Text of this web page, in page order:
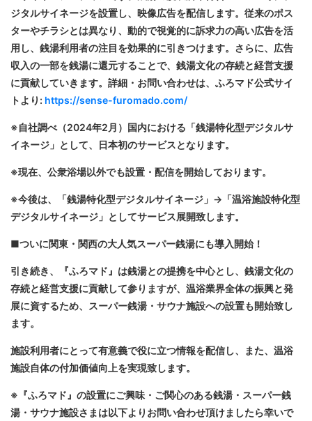
ジタルサイネージを設置し、映像広告を配信します。従来のポス
ターやチラシとは異なり、動的で視覚的に訴求力の高い広告を活
用し、銭湯利用者の注目を効果的に引きつけます。さらに、広告
収入の一部を銭湯に還元することで、銭湯文化の存続と経営支援
に貢献していきます。詳細・お問い合わせは、ふろマド公式サイ
トより: https://sense-furomado.com/
※自社調べ（2024年2月）国内における「銭湯特化型デジタルサ
イネージ」として、日本初のサービスとなります。
※現在、公衆浴場以外でも設置・配信を開始しております。
※今後は、「銭湯特化型デジタルサイネージ」→「温浴施設特化型
デジタルサイネージ」としてサービス展開致します。
■ついに関東・関西の大人気スーパー銭湯にも導入開始！
引き続き、『ふろマド』は銭湯との提携を中心とし、銭湯文化の
存続と経営支援に貢献して参りますが、温浴業界全体の振興と発
展に資するため、スーパー銭湯・サウナ施設への設置も開始致し
ます。
施設利用者にとって有意義で役に立つ情報を配信し、また、温浴
施設自体の付加価値向上を実現致します。
※『ふろマド』の設置にご興味・ご関心のある銭湯・スーパー銭
湯・サウナ施設さまは以下よりお問い合わせ頂けましたら幸いで